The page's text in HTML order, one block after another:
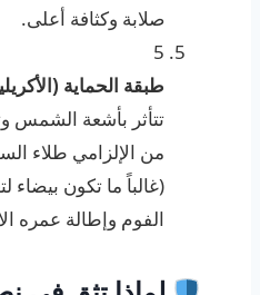
صلابة وكثافة أعلى.
5
طبقة الحماية
تتأثر بأشعة الشمس
من الإلزامي طلاء
(غالباً ما تكون بيضاء
الفوم وإطالة عمره